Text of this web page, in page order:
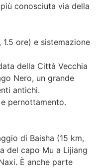
conosciuta via della
ore) e sistemazione
della Città Vecchia
Nero, un grande
antichi.
pernottamento.
di Baisha (15 km,
del capo Mu a Lijiang
È anche parte